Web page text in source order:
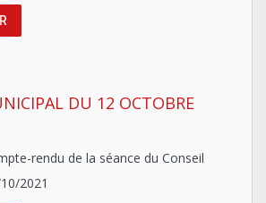
DU 12 OCTOBRE
rendu de la séance du Conseil
2021